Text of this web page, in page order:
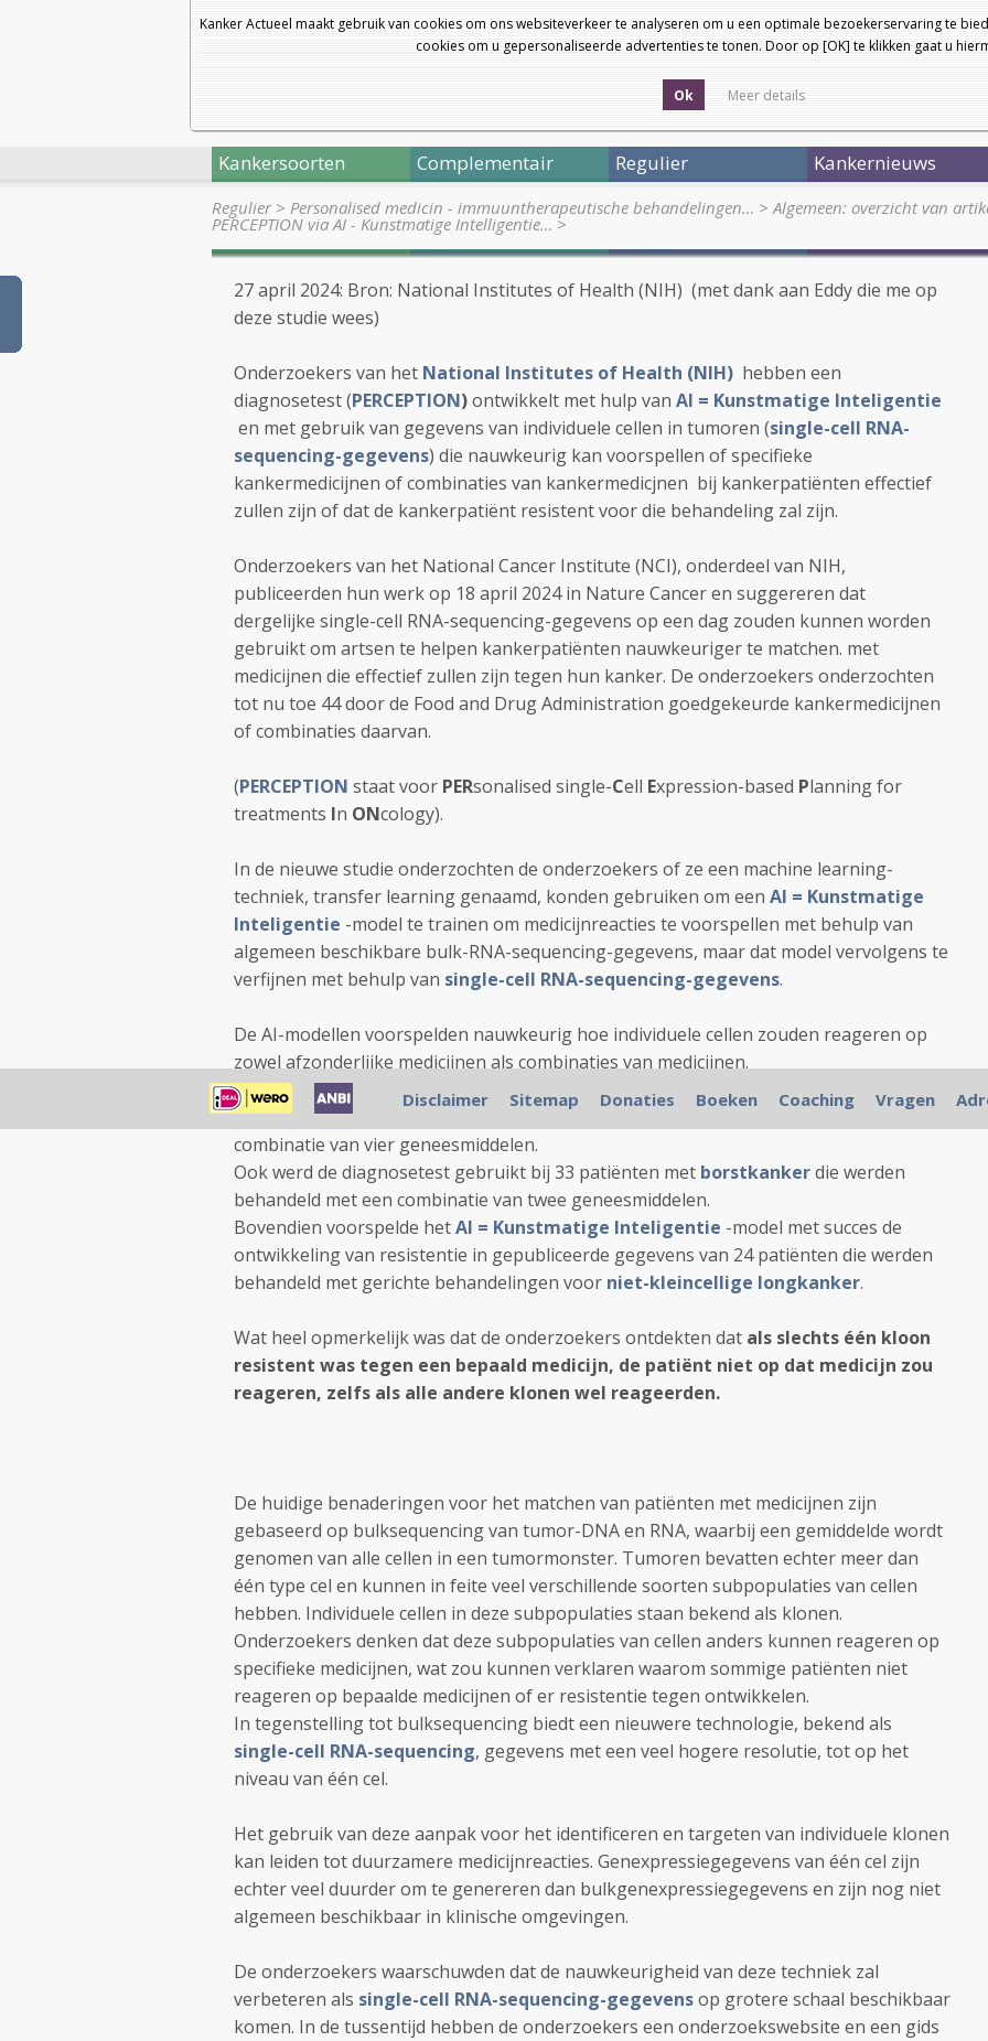
Kanker Actueel maakt gebruik van cookies om ons websiteverkeer te analyseren om u een optimale bezoekerservaring te
cookies om u gepersonaliseerde advertenties te tonen. Door op [OK] te klikken gaat u
Ok Meer details
Kankersoorten Complementair Regulier Kankernieuws
Regulier> Personalised medicin - immuuntherapeutische behandelingen… >Algemeen: overzicht van
PERCEPTION via AI - Kunstmatige Intelligentie… >
27 april 2024: Bron: National Institutes of Health (NIH) (met dank aan Eddy die me op
deze studie wees)
Onderzoekers van het National Institutes of Health (NIH) hebben een
diagnosetest (PERCEPTION)ontwikkelt met hulp van AI = Kunstmatige Inteligentie
en met gebruik van gegevens van individuele cellen in tumoren (single-cell RNA-
sequencing-gegevens) die nauwkeurig kan voorspellen of specifieke
kankermedicijnen of combinaties van kankermedicjnen bij kankerpatiënten effectief
zullen zijn of dat de kankerpatiënt resistent voor die behandeling zal zijn.
Onderzoekers van het National Cancer Institute (NCI), onderdeel van NIH,
publiceerden hun werk op 18 april 2024 in Nature Cancer en suggereren dat
dergelijke single-cell RNA-sequencing-gegevens op een dag zouden kunnen worden
gebruikt om artsen te helpen kankerpatiënten nauwkeuriger te matchen. met
medicijnen die effectief zullen zijn tegen hun kanker. De onderzoekers onderzochten
tot nu toe 44 door de Food and Drug Administration goedgekeurde kankermedicijnen
of combinaties daarvan.
(PERCEPTION staat voor PERsonalised single-Cell Expression-based Planning for
treatments In ONcology).
In de nieuwe studie onderzochten de onderzoekers of ze een machine learning-
techniek, transfer learning genaamd, konden gebruiken om een AI = Kunstmatige
Inteligentie -model te trainen om medicijnreacties te voorspellen met behulp van
algemeen beschikbare bulk-RNA-sequencing-gegevens, maar dat model vervolgens te
verfijnen met behulp van single-cell RNA-sequencing-gegevens.
De AI-modellen voorspelden nauwkeurig hoe individuele cellen zouden reageren op
zowel afzonderlijke medicijnen als combinaties van medicijnen.
Vervolgens testten de onderzoekers hun aanpak op gepubliceerde gegevens van 41
patiënten met multiple myeloma - botkanker
die werden behandeld met een
combinatie van vier geneesmiddelen.
Ook werd de diagnosetest gebruikt bij 33 patiënten met borstkankerdie werden
behandeld met een combinatie van twee geneesmiddelen.
Bovendien voorspelde hetAI = Kunstmatige Inteligentie -model met succes de
ontwikkeling van resistentie in gepubliceerde gegevens van 24 patiënten die werden
behandeld met gerichte behandelingen voor niet-kleincellige longkanker.
Wat heel opmerkelijk was dat de onderzoekers ontdekten dat als slechts één kloon
resistent was tegen een bepaald medicijn, de patiënt niet op dat medicijn zou
reageren, zelfs als alle andere klonen wel reageerden.
De huidige benaderingen voor het matchen van patiënten met medicijnen zijn
gebaseerd op bulksequencing van tumor-DNA en RNA, waarbij een gemiddelde wordt
genomen van alle cellen in een tumormonster. Tumoren bevatten echter meer dan
één type cel en kunnen in feite veel verschillende soorten subpopulaties van cellen
hebben. Individuele cellen in deze subpopulaties staan bekend als klonen.
Onderzoekers denken dat deze subpopulaties van cellen anders kunnen reageren op
specifieke medicijnen, wat zou kunnen verklaren waarom sommige patiënten niet
reageren op bepaalde medicijnen of er resistentie tegen ontwikkelen.
In tegenstelling tot bulksequencing biedt een nieuwere technologie, bekend als
single-cell RNA-sequencing, gegevens met een veel hogere resolutie, tot op het
niveau van één cel.
Het gebruik van deze aanpak voor het identificeren en targeten van individuele klonen
kan leiden tot duurzamere medicijnreacties. Genexpressiegegevens van één cel zijn
echter veel duurder om te genereren dan bulkgenexpressiegegevens en zijn nog niet
algemeen beschikbaar in klinische omgevingen.
De onderzoekers waarschuwden dat de nauwkeurigheid van deze techniek zal
verbeteren als single-cell RNA-sequencing-gegevensop grotere schaal beschikbaar
komen. In de tussentijd hebben de onderzoekers een onderzoekswebsite en een gids
Disclaimer Sitemap Donaties Boeken Coaching Vragen